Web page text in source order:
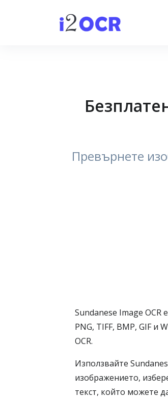
Превърнете
Sundanese Image OCR
PNG, TIFF, BMP, GIF
OCR.
Използвайте
изображението,
текст, който можете